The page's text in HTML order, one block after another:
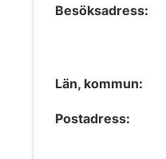
Besöksadress:
Län, kommun:
Postadress: